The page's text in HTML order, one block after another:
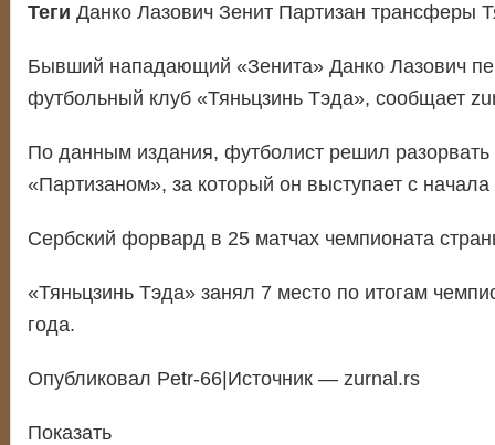
Теги Данко Лазович Зенит Партизан трансферы
Бывший нападающий «Зенита» Данко Лазович
футбольный клуб «Тяньцзинь Тэда», сообщает
По данным издания, футболист решил разорвать
«Партизаном», за который он выступает с начала
Сербский форвард в 25 матчах чемпионата
«Тяньцзинь Тэда» занял 7 место по итогам
года.
Опубликовал Petr-66|Источник — zurnal.rs
Показать